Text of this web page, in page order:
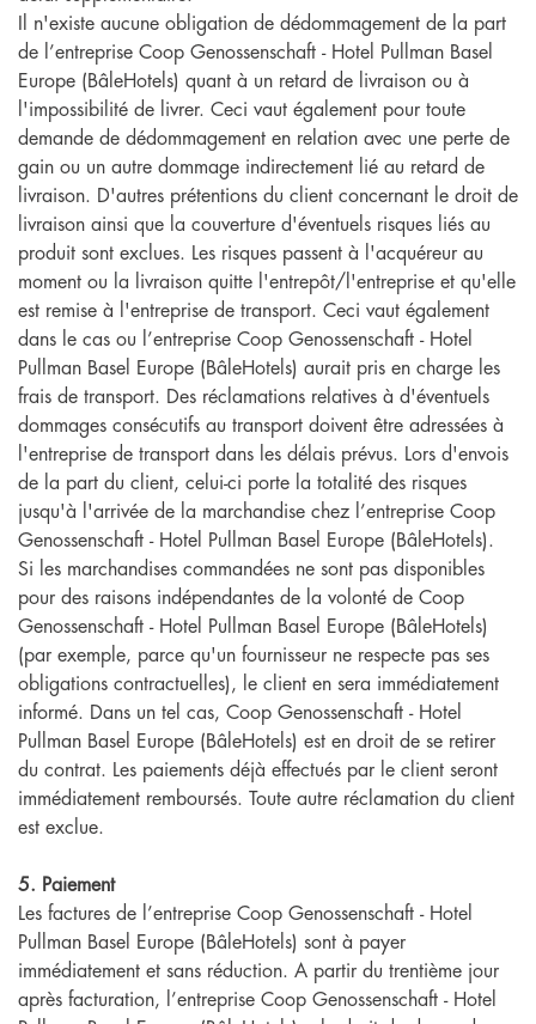
Il n'existe aucune obligation de dédommagement de la part
de l’entreprise Coop Genossenschaft - Hotel Pullman Basel
Europe (BâleHotels) quant à un retard de livraison ou à
l'impossibilité de livrer. Ceci vaut également pour toute
demande de dédommagement en relation avec une perte de
gain ou un autre dommage indirectement lié au retard de
livraison. D'autres prétentions du client concernant le droit de
livraison ainsi que la couverture d'éventuels risques liés au
produit sont exclues. Les risques passent à l'acquéreur au
moment ou la livraison quitte l'entrepôt/l'entreprise et qu'elle
est remise à l'entreprise de transport. Ceci vaut également
dans le cas ou l’entreprise Coop Genossenschaft - Hotel
Pullman Basel Europe (BâleHotels) aurait pris en charge les
frais de transport. Des réclamations relatives à d'éventuels
dommages consécutifs au transport doivent être adressées à
l'entreprise de transport dans les délais prévus. Lors d'envois
de la part du client, celui-ci porte la totalité des risques
jusqu'à l'arrivée de la marchandise chez l’entreprise Coop
Genossenschaft - Hotel Pullman Basel Europe (BâleHotels).
Si les marchandises commandées ne sont pas disponibles
pour des raisons indépendantes de la volonté de Coop
Genossenschaft - Hotel Pullman Basel Europe (BâleHotels)
(par exemple, parce qu'un fournisseur ne respecte pas ses
obligations contractuelles), le client en sera immédiatement
informé. Dans un tel cas, Coop Genossenschaft - Hotel
Pullman Basel Europe (BâleHotels) est en droit de se retirer
du contrat. Les paiements déjà effectués par le client seront
immédiatement remboursés. Toute autre réclamation du client
est exclue.
5. Paiement
Les factures de l’entreprise Coop Genossenschaft - Hotel
Pullman Basel Europe (BâleHotels) sont à payer
immédiatement et sans réduction. A partir du trentième jour
après facturation, l’entreprise Coop Genossenschaft - Hotel